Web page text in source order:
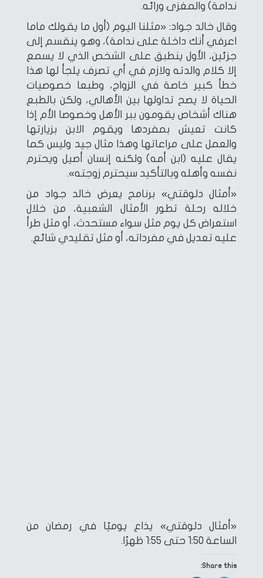
ندامة) والمغزى ورائه.
وقال خالد جواد: «مثلنا اليوم (أول ما يقولك ماما
اعرفي أنك داخلة على ندامة)، وهو ينقسم إلى
جزئين، الأول ينطبق على الشخص الذي لا يسمع
إلا كلام والدته ولازم في أي تصرف يلجأ لها هذا
خطأ كبير خاصة في الزواج، وطبعا خصوصيات
الحياة لا يصح تداولها بين الأهالي، ولكن بالطبع
هناك أشخاص يقومون ببر الأهل وخصوصا الأم إذا
كانت تعيش بمفردها ويقوم الابن بزيارتها
والعمل على مراعاتها وهذا مثال جيد وليس كما
يقال عليه (ابن أمه) ولكنه إنسان أصيل ويحترم
نفسه وأهله وبالتأكيد سيحترم زوجته».
«أمثال دلوقتي» برنامج يعرض خالد جواد من
خلاله رحلة تطور الأمثال الشعبية، من خلال
استعراض كل يوم مثل سواء مستحدث، أو مثل طرأ
عليه تعديل في مفرداته، أو مثل تقليدي شائع.
«أمثال دلوقتي» يذاع يوميًا في رمضان من
الساعة 1:50 حتى 1:55 ظهرًا.
Share this: